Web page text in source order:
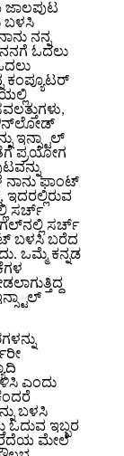
ಜಾಲಪುಟ
ಬಳಸಿ
ನನ್ನ
ನನಗೆ ಓದಲು
ಕಂಪ್ಯೂಟರ್
ಡೌನ್‌ಲೋಡ್
ಇನ್ಸ್ಟಾಲ್
ಪ್ರಯೋಗ
ನಾನು ಫಾಂಟ್
ಇದರಲ್ಲಿರುವ
ಸರ್ಚ್
ಸರ್ಚ್
ಬಳಸಿ ಬರೆದ
ಒಮ್ಮೆ ಕನ್ನಡ
ಎಂದು
ಬಳಸಿ
ಓದುವ ಇಬ್ಬರ
ಮೇಲೆ